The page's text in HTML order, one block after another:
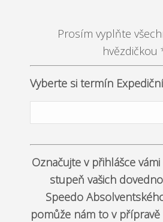
Prosím vyplňte
hvězdičkou
Vyberte si termín
Označujte v přihlášce
stupeň vašich
Speedo
pomůže nám to v přípravě